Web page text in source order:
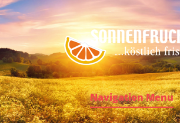
Navigation Menu